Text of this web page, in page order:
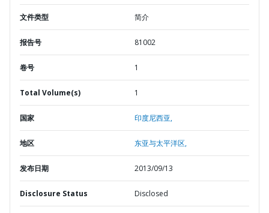
文件类型 简介
报告号 81002
卷号 1
Total Volume(s) 1
国家 印度尼西亚,
地区 东亚与太平洋区,
发布日期 2013/09/13
Disclosure Status Disclosed